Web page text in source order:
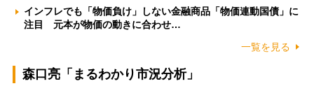
インフレでも「物価負け」しない金融商品「物価連動国債」に
注目 元本が物価の動きに合わせ…
一覧を見る
森口亮「まるわかり市況分析」